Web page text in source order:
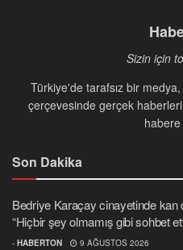
Sizin için
Türkiye'de tarafsız bir
çerçevesinde gerçek
habere
Son Dakika
Bedriye Karaçay cinayetinde kan
“Hiçbir şey olmamış gibi sohbet
- HABERTON 9 AĞUSTOS 2026